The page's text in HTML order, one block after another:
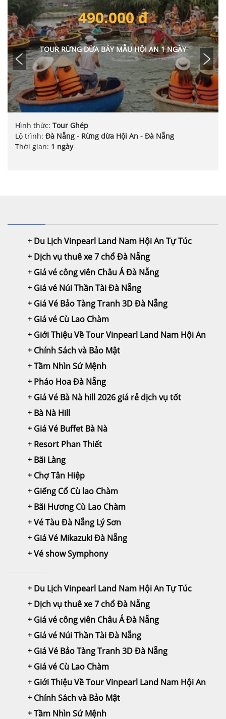
490.000 đ
TOUR RỪNG DỪA BẢY MẪU HỘI AN 1 NGÀY
Hình thức: Tour Ghép
Lộ trình: Đà Nẵng - Rừng dừa Hội An - Đà Nẵng
Thời gian: 1 ngày
Du Lịch Vinpearl Land Nam Hội An Tự Túc
Dịch vụ thuê xe 7 chổ Đà Nẵng
Giá vé công viên Châu Á Đà Nẵng
Giá vé Núi Thần Tài Đà Nẵng
Giá Vé Bảo Tàng Tranh 3D Đà Nẵng
Giá vé Cù Lao Chàm
Giới Thiệu Về Tour Vinpearl Land Nam Hội An
Chính Sách và Bảo Mật
Tầm Nhìn Sứ Mệnh
Pháo Hoa Đà Nẵng
Giá Vé Bà Nà hill 2026 giá rẻ dịch vụ tốt
Bà Nà Hill
Giá Vé Buffet Bà Nà
Resort Phan Thiết
Bãi Làng
Chợ Tân Hiệp
Giếng Cổ Cù lao Chàm
Bãi Hương Cù Lao Chàm
Vé Tàu Đà Nẵng Lý Sơn
Giá Vé Mikazuki Đà Nẵng
Vé show Symphony
Du Lịch Vinpearl Land Nam Hội An Tự Túc
Dịch vụ thuê xe 7 chổ Đà Nẵng
Giá vé công viên Châu Á Đà Nẵng
Giá vé Núi Thần Tài Đà Nẵng
Giá Vé Bảo Tàng Tranh 3D Đà Nẵng
Giá vé Cù Lao Chàm
Giới Thiệu Về Tour Vinpearl Land Nam Hội An
Chính Sách và Bảo Mật
Tầm Nhìn Sứ Mệnh